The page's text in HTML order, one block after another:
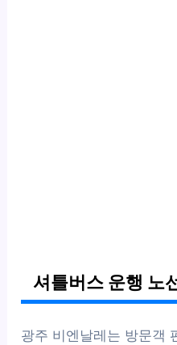
셔틀버스 운행 노
광주 비엔날레는 방문객